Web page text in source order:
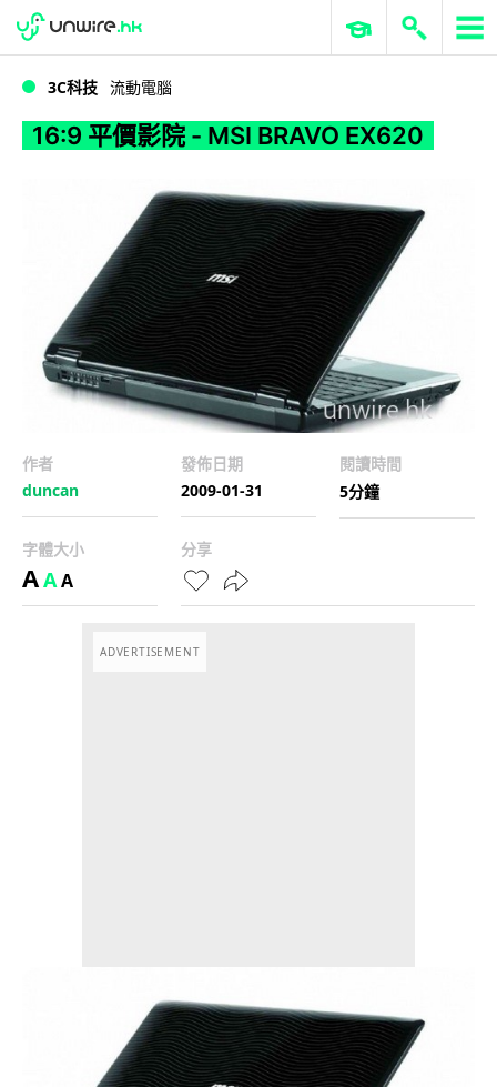
16:9 平價影院 - MSI BRAVO EX620
WWDC 2026 ERP 與商業 AI
3C科技 流動電腦
16:9 平價影院 - MSI BRAVO EX620
作者
duncan
發佈日期
2009-01-31
閱讀時間
5分鐘
字體大小
AAA
分享
ADVERTISEMENT